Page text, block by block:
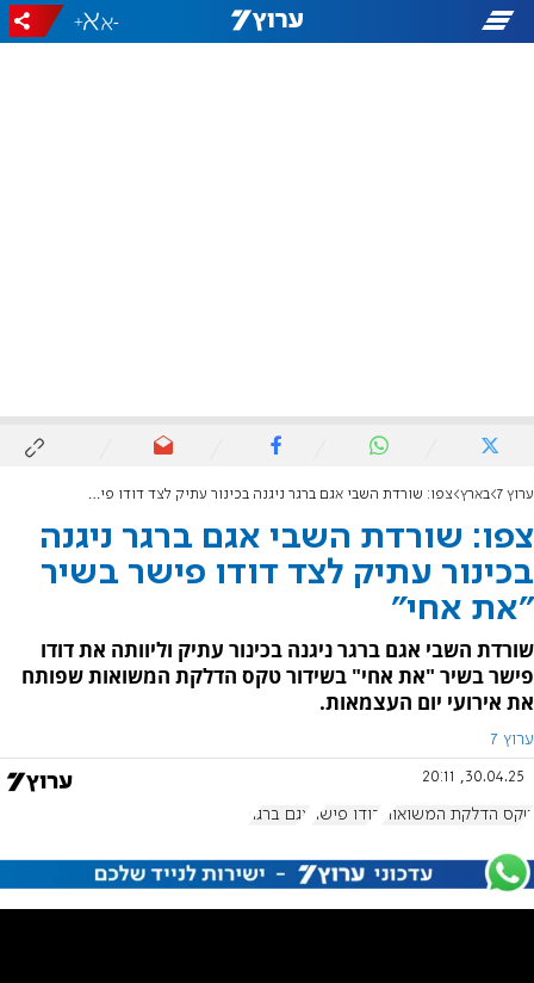
-
+
ערוץ 7 בארץ צפו: שורדת השבי אגם ברגר ניגנה בכינור עתיק לצד דודו פישר בשיר "את אחי"​
צפו: שורדת השבי אגם ברגר ניגנה
בכינור עתיק לצד דודו פישר בשיר
"את אחי"​
שורדת השבי אגם ברגר ניגנה בכינור עתיק וליוותה את דודו
פישר בשיר "את אחי" בשידור טקס הדלקת המשואות שפותח
את אירועי יום העצמאות.
ערוץ 7
30.04.25, 20:11
טקס הדלקת המשואות דודו פישר אגם ברגר